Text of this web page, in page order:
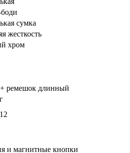
сумка
жесткость
хром
ремешок длинный
и магнитные кнопки